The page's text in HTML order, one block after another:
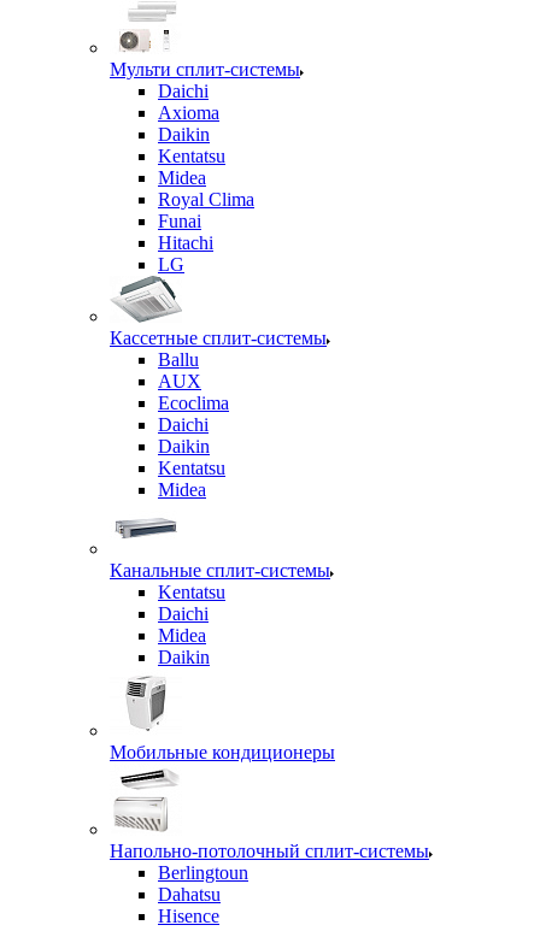
Мульти сплит-системы
Daichi
Axioma
Daikin
Kentatsu
Midea
Royal Clima
Funai
Hitachi
LG
Кассетные сплит-системы
Ballu
AUX
Ecoclima
Daichi
Daikin
Kentatsu
Midea
Канальные сплит-системы
Kentatsu
Daichi
Midea
Daikin
Мобильные кондиционеры
Напольно-потолочный сплит-системы
Berlingtoun
Dahatsu
Hisence